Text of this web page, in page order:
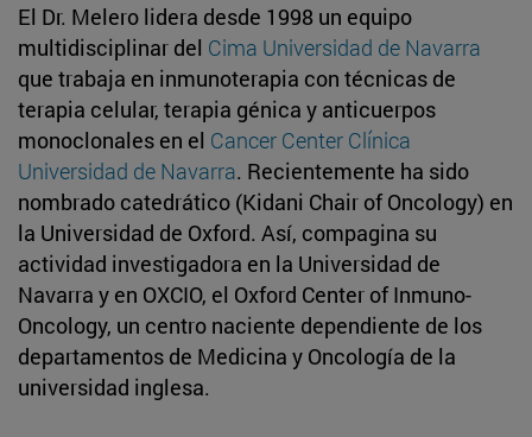
El Dr. Melero lidera desde 1998 un equipo
multidisciplinar del Cima Universidad de Navarra
que trabaja en inmunoterapia con técnicas de
terapia celular, terapia génica y anticuerpos
monoclonales en el Cancer Center Clínica
Universidad de Navarra. Recientemente ha sido
nombrado catedrático (Kidani Chair of Oncology) en
la Universidad de Oxford. Así, compagina su
actividad investigadora en la Universidad de
Navarra y en OXCIO, el Oxford Center of Inmuno-
Oncology, un centro naciente dependiente de los
departamentos de Medicina y Oncología de la
universidad inglesa.